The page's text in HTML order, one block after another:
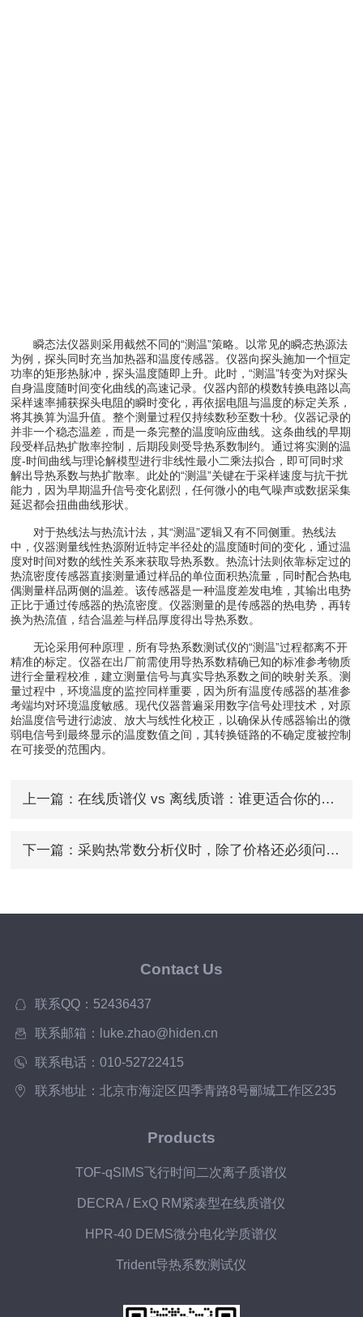
瞬态法仪器则采用截然不同的“测温”策略。以常见的瞬态热源法
为例，探头同时充当加热器和温度传感器。仪器向探头施加一个恒定
功率的矩形热脉冲，探头温度随即上升。此时，“测温”转变为对探头
自身温度随时间变化曲线的高速记录。仪器内部的模数转换电路以高
采样速率捕获探头电阻的瞬时变化，再依据电阻与温度的标定关系，
将其换算为温升值。整个测量过程仅持续数秒至数十秒。仪器记录的
并非一个稳态温差，而是一条完整的温度响应曲线。这条曲线的早期
段受样品热扩散率控制，后期段则受导热系数制约。通过将实测的温
度-时间曲线与理论解模型进行非线性最小二乘法拟合，即可同时求
解出导热系数与热扩散率。此处的“测温”关键在于采样速度与抗干扰
能力，因为早期温升信号变化剧烈，任何微小的电气噪声或数据采集
延迟都会扭曲曲线形状。
对于热线法与热流计法，其“测温”逻辑又有不同侧重。热线法
中，仪器测量线性热源附近特定半径处的温度随时间的变化，通过温
度对时间对数的线性关系来获取导热系数。热流计法则依靠标定过的
热流密度传感器直接测量通过样品的单位面积热流量，同时配合热电
偶测量样品两侧的温差。该传感器是一种温度差发电堆，其输出电势
正比于通过传感器的热流密度。仪器测量的是传感器的热电势，再转
换为热流值，结合温差与样品厚度得出导热系数。
无论采用何种原理，所有导热系数测试仪的“测温”过程都离不开
精准的标定。仪器在出厂前需使用导热系数精确已知的标准参考物质
进行全量程校准，建立测量信号与真实导热系数之间的映射关系。测
量过程中，环境温度的监控同样重要，因为所有温度传感器的基准参
考端均对环境温度敏感。现代仪器普遍采用数字信号处理技术，对原
始温度信号进行滤波、放大与线性化校正，以确保从传感器输出的微
弱电信号到最终显示的温度数值之间，其转换链路的不确定度被控制
在可接受的范围内。
上一篇： 在线质谱仪 vs 离线质谱：谁更适合你的连续生产场景？
下一篇： 采购热常数分析仪时，除了价格还必须问清的4个关键参数
Contact Us
联系QQ：52436437
联系邮箱：luke.zhao@hiden.cn
联系电话：010-52722415
联系地址：北京市海淀区四季青路8号郦城工作区235
Products
TOF-qSIMS飞行时间二次离子质谱仪
DECRA / ExQ RM紧凑型在线质谱仪
HPR-40 DEMS微分电化学质谱仪
Trident导热系数测试仪